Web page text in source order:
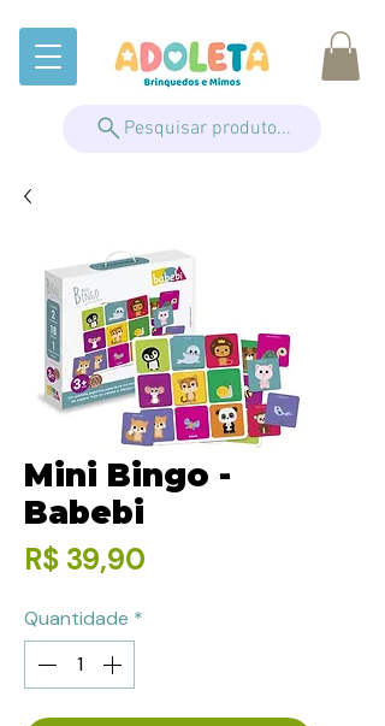
Pesquisar produto...
Mini Bingo -
Babebi
R$ 39,90
Quantidade *